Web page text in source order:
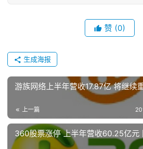
休
闲
戏
赞 (0)
生成海报
游族网络上半年营收17.87亿 将继续
上一篇
360股票涨停 上半年营收60.25亿元